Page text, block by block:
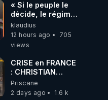
« Si le peuple le
décide, le régime
peut tomber
demain ! »
klaudius
12 hours ago
705
views
CRISE en FRANCE
: CHRISTIAN
COTTEN FAIT une
étrange
Priscane
2 days ago
1.6 k